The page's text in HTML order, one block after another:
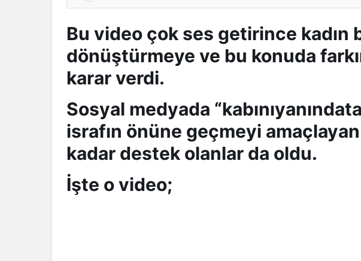
Bu video çok ses getirince kadın
dönüştürmeye ve bu konuda
karar verdi.
Sosyal medyada
israfın önüne geçmeyi
kadar destek olanlar da oldu.
İşte o video;